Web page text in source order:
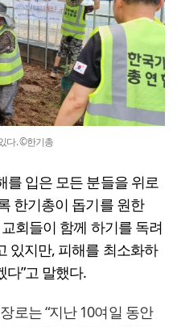
다. ©한기총
를 입은 모든 분들을 위로
한기총이 돕기를 원한
회들이 함께 하기를 독려
있지만, 피해를 최소화하
”고 말했다.
로는 “지난 10여일 동안